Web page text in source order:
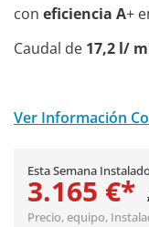
con eficiencia A+
Caudal de 17,2 l/
Ver Información
Esta Semana
3.165 €*
Precio, equipo,